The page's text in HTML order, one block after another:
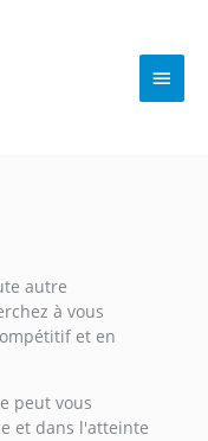
autre
à vous
et en
peut vous
et dans l'atteinte